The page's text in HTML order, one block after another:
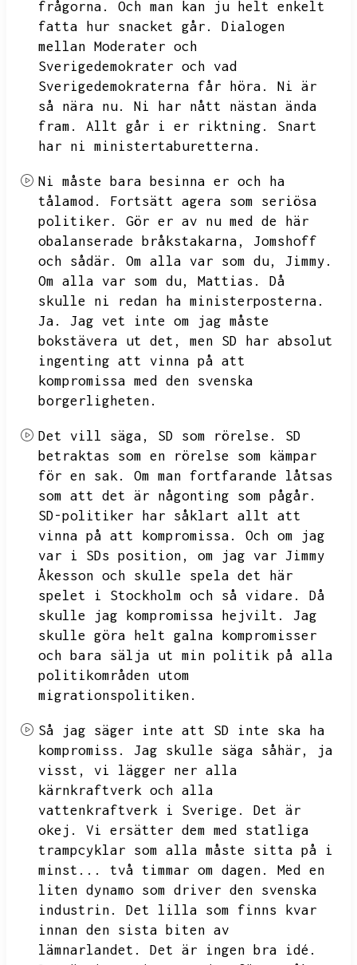
frågorna.
Och man kan ju helt enkelt
fatta hur snacket går.
Dialogen
mellan Moderater och
Sverigedemokrater och vad
Sverigedemokraterna får höra.
Ni är
så nära nu.
Ni har nått nästan ända
fram.
Allt går i er riktning.
Snart
har ni ministertaburetterna.
Ni måste bara besinna er och ha
tålamod.
Fortsätt agera som seriösa
politiker.
Gör er av nu med de här
obalanserade bråkstakarna,
Jomshoff
och sådär.
Om alla var som du,
Jimmy.
Om alla var som du,
Mattias.
Då
skulle ni redan ha ministerposterna.
Ja.
Jag vet inte om jag måste
bokstävera ut det,
men SD har absolut
ingenting att vinna på att
kompromissa med den svenska
borgerligheten.
Det vill säga, SD som rörelse.
SD
betraktas som en rörelse som kämpar
för en sak.
Om man fortfarande låtsas
som att det är någonting som pågår.
SD-politiker har såklart allt att
vinna på att kompromissa.
Och om jag
var i SDs position,
om jag var Jimmy
Åkesson och skulle spela det här
spelet i Stockholm och så vidare.
Då
skulle jag kompromissa hejvilt.
Jag
skulle göra helt galna kompromisser
och bara sälja ut min politik på alla
politikområden utom
migrationspolitiken.
Så jag säger inte att SD inte ska ha
kompromiss.
Jag skulle säga såhär,
ja
visst,
vi lägger ner alla
kärnkraftverk och alla
vattenkraftverk i Sverige.
Det är
okej.
Vi ersätter dem med statliga
trampcyklar som alla måste sitta på i
minst...
två timmar om dagen.
Med en
liten dynamo som driver den svenska
industrin.
Det lilla som finns kvar
innan den sista biten av
lämnarlandet.
Det är ingen bra idé.